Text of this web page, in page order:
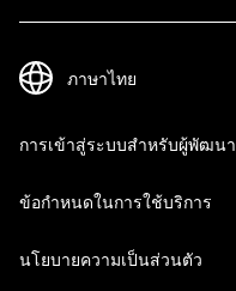
การเข้าสู่ระบบสำหรับผู้พัฒนา
ข้อกำหนดในการใช้บริการ
นโยบายความเป็นส่วนตัว